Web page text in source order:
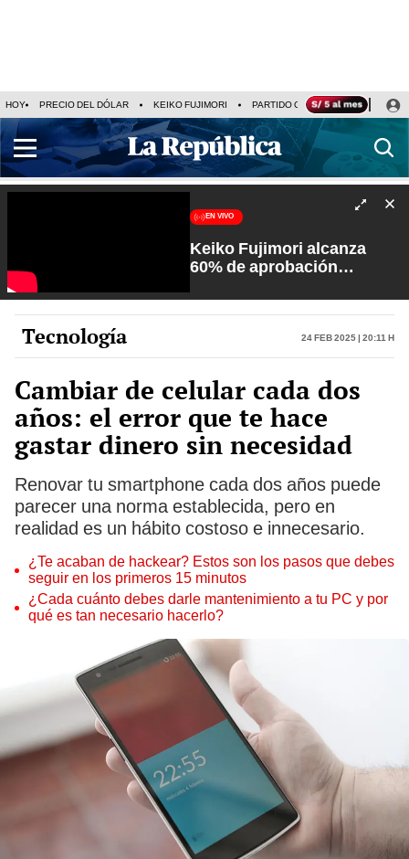
HOY PRECIO DEL DÓLAR KEIKO FUJIMORI PARTIDO OBRAS ARMONÍA 10
EN VIVO
Keiko Fujimori alcanza
60% de aprobación
Rosa María Palacios
Tecnología 24 Feb 2025 | 20:11 h
Cambiar de celular cada dos
años: el error que te hace
gastar dinero sin necesidad
Renovar tu smartphone cada dos años puede
parecer una norma establecida, pero en
realidad es un hábito costoso e innecesario.
¿Te acaban de hackear? Estos son los pasos que debes
seguir en los primeros 15 minutos
¿Cada cuánto debes darle mantenimiento a tu PC y por
qué es tan necesario hacerlo?